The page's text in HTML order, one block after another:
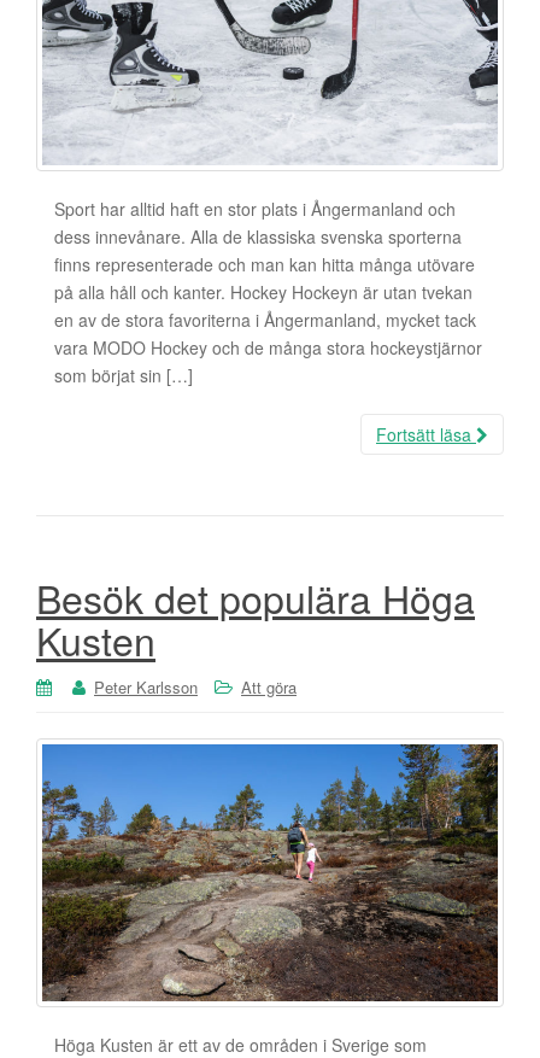
Sport har alltid haft en stor plats i Ångermanland och
dess innevånare. Alla de klassiska svenska sporterna
finns representerade och man kan hitta många utövare
på alla håll och kanter. Hockey Hockeyn är utan tvekan
en av de stora favoriterna i Ångermanland, mycket tack
vara MODO Hockey och de många stora hockeystjärnor
som börjat sin […]
Fortsätt läsa
Besök det populära Höga
Kusten
Peter Karlsson Att göra
Höga Kusten är ett av de områden i Sverige som